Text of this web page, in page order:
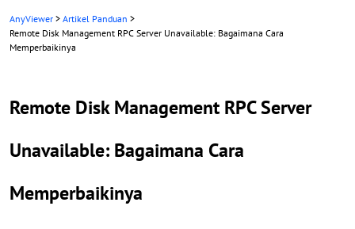
AnyViewer > Artikel Panduan >
Remote Disk Management RPC Server Unavailable: Bagaimana Cara
Memperbaikinya
Remote Disk Management RPC Server
Unavailable: Bagaimana Cara
Memperbaikinya